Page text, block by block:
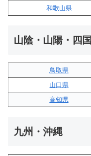
和歌山県
山陰・山陽・四国
鳥取県
山口県
高知県
九州・沖縄